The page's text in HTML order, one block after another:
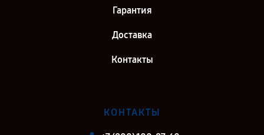
Гарантия
Доставка
Контакты
КОНТАКТЫ